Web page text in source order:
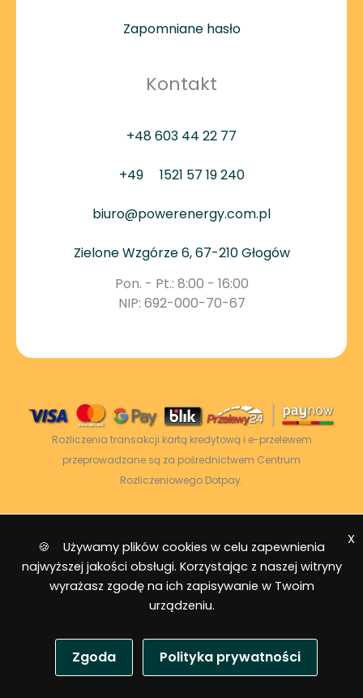
Zapomniane hasło
Kontakt
+48 603 44 22 77
+49 1521 57 19 240
biuro@powerenergy.com.pl
Zielone Wzgórze 6, 67-210 Głogów
Pon. - Pt.: 8:00 - 16:00
NIP: 692-000-70-67
Rozliczenia transakcji kartą kredytową i e-przelewem
przeprowadzane są za pośrednictwem Centrum
Rozliczeniowego Dotpay.
2026 © Power Energy -
Wszelkie prawa
zastrzeżone
|Mapa strony
🍪 Używamy plików cookies w celu zapewnienia
najwyższej jakości obsługi. Korzystając z naszej witryny
wyrażasz zgodę na ich zapisywanie w Twoim
urządzeniu.
Zgoda Polityka prywatności
X